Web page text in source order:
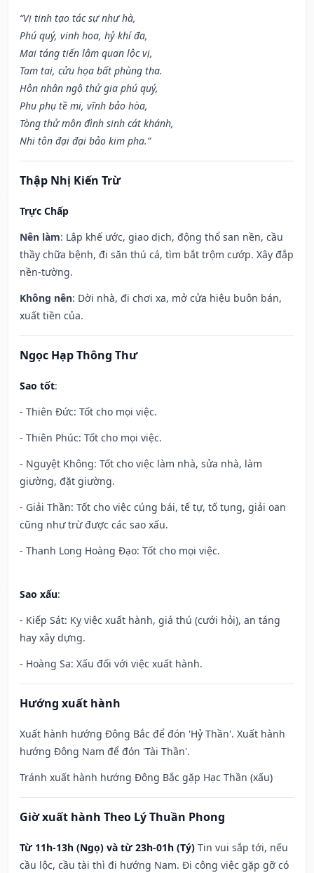
“Vị tinh tạo tác sự như hà,
Phú quý, vinh hoa, hỷ khí đa,
Mai táng tiến lâm quan lộc vị,
Tam tai, cửu họa bất phùng tha.
Hôn nhân ngộ thử gia phú quý,
Phu phụ tề mi, vĩnh bảo hòa,
Tòng thử môn đình sinh cát khánh,
Nhi tôn đại đại bảo kim pha.”
Thập Nhị Kiến Trừ
Trực Chấp
Nên làm: Lập khế ước, giao dịch, động thổ san nền, cầu
thầy chữa bệnh, đi săn thú cá, tìm bắt trộm cướp. Xây đắp
nền-tường.
Không nên: Dời nhà, đi chơi xa, mở cửa hiệu buôn bán,
xuất tiền của.
Ngọc Hạp Thông Thư
Sao tốt:
- Thiên Đức: Tốt cho mọi việc.
- Thiên Phúc: Tốt cho mọi việc.
- Nguyệt Không: Tốt cho việc làm nhà, sửa nhà, làm
giường, đặt giường.
- Giải Thần: Tốt cho việc cúng bái, tế tự, tố tụng, giải oan
cũng như trừ được các sao xấu.
- Thanh Long Hoàng Đạo: Tốt cho mọi việc.
Sao xấu:
- Kiếp Sát: Kỵ việc xuất hành, giá thú (cưới hỏi), an táng
hay xây dựng.
- Hoàng Sa: Xấu đối với việc xuất hành.
Hướng xuất hành
Xuất hành hướng Đông Bắc để đón 'Hỷ Thần'. Xuất hành
hướng Đông Nam để đón 'Tài Thần'.
Tránh xuất hành hướng Đông Bắc gặp Hạc Thần (xấu)
Giờ xuất hành Theo Lý Thuần Phong
Từ 11h-13h (Ngọ) và từ 23h-01h (Tý) Tin vui sắp tới, nếu
cầu lộc, cầu tài thì đi hướng Nam. Đi công việc gặp gỡ có